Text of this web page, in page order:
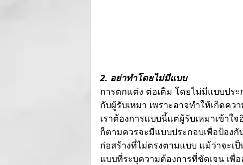
2. อย่าทำโดยไม่มีแบบ
การตกแต่ง ต่อเติม โดยไม่มีแบบปร
กับผู้รับเหมา เพราะอาจทำให้เกิดคว
เราต้องการแบบนี้แต่ผู้รับเหมาเข้าใ
ก็ตามควรจะมีแบบประกอบเพื่อป้อง
ก่อสร้างที่ไม่ตรงตามแบบ แม้ว่าจะเ
แบบที่ระบุความต้องการที่ชัดเจน เ